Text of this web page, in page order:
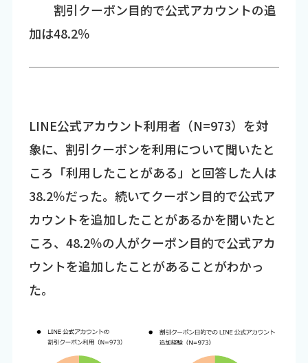
割引クーポン目的で公式アカウントの追
加は48.2％
LINE公式アカウント利用者（N=973）を対
象に、割引クーポンを利用について聞いたと
ころ「利用したことがある」と回答した人は
38.2％だった。続いてクーポン目的で公式ア
カウントを追加したことがあるかを聞いたと
ころ、48.2％の人がクーポン目的で公式アカ
ウントを追加したことがあることがわかっ
た。